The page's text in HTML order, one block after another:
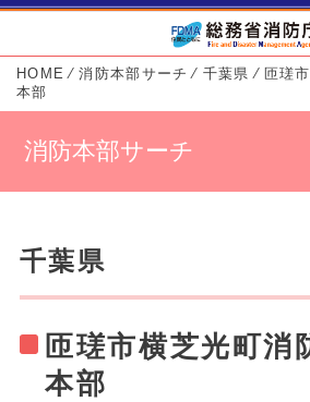
HOME ⁄ 消防本部サーチ ⁄ 千葉県 ⁄ 匝瑳
本部
消防本部サーチ
千葉県
匝瑳市横芝光町消
本部